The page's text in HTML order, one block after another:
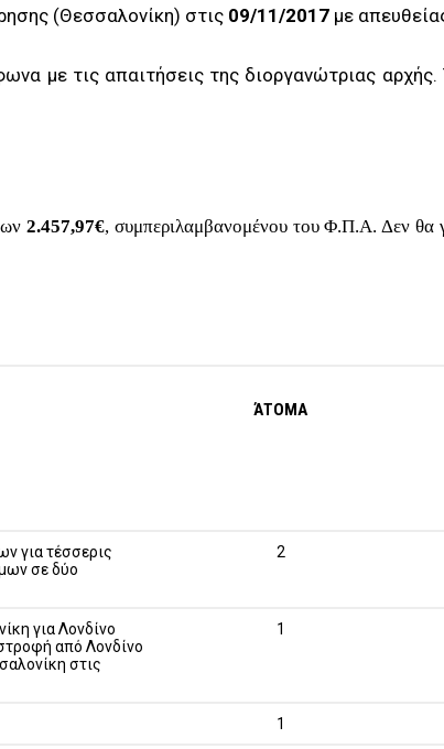
(Θεσσαλονίκη) στις 09/11/2017 με
με τις απαιτήσεις της διοργανώτριας
2.457,97€, συμπεριλαμβανομένου του Φ.Π.Α. Δεν θα
ΆΤΟΜΑ
για τέσσερις
σε δύο
2
γιαΛονδίνο
από Λονδίνο
στις
1
1